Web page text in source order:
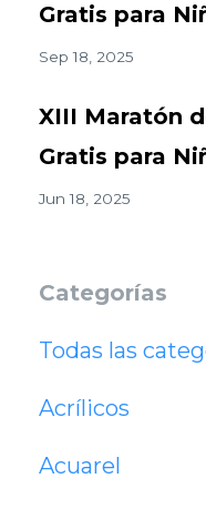
Gratis para
Sep 18, 2025
XIII Maratón
Gratis para
Jun 18, 2025
Categorías
Todas las
Acrílicos
Acuarel